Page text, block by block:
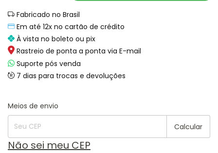
Fabricado no Brasil
Em até 12x no cartão de crédito
À vista no boleto ou pix
Rastreio de ponta a ponta via E-mail
Suporte pós venda
7 dias para trocas e devoluções
Entregas para o CEP:
Meios de envio
Calcular
Não sei meu CEP